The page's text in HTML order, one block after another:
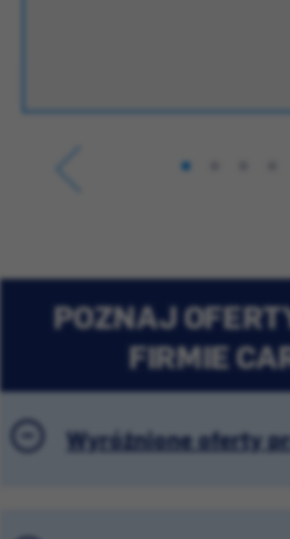
POZNAJ
FIRMIE
Wyróżnione oferty